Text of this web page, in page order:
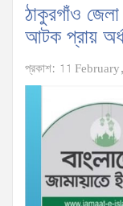
ঠাকুরগাঁও
আটক প্রায়
প্রকাশ: 11